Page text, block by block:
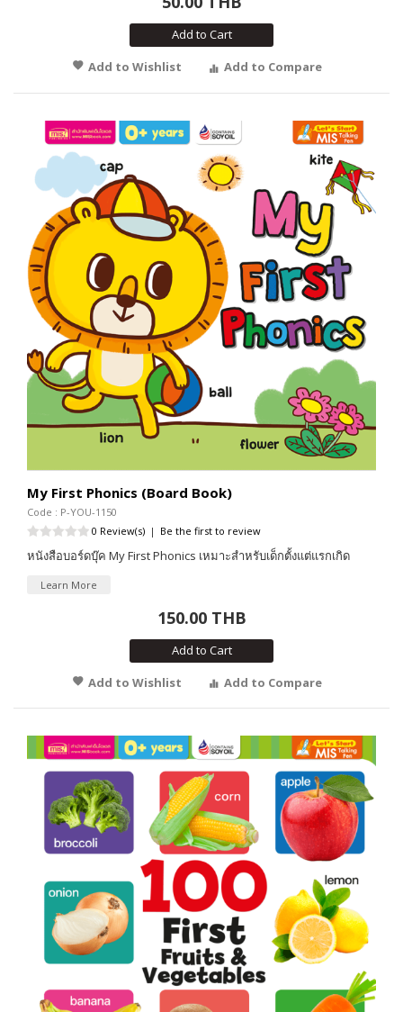
Add to Cart
Add to Wishlist
Add to Compare
My First Phonics (Board Book)
Code : P-YOU-1150
0 Review(s) | Be the first to review
หนังสือบอร์ดบุ๊ค My First Phonics เหมาะสำหรับเด็กตั้งแต่แรกเกิด
Learn More
150.00 THB
Add to Cart
Add to Wishlist
Add to Compare